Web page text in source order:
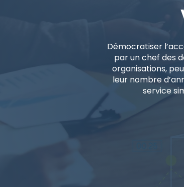
Démocratiser
par un chef des
organisations,
leur nombre
service